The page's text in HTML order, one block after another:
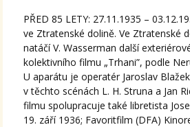
PŘED 85 LETY: 27.11.1935 –
ve Ztratenské dolině. Ve Ztratenské
natáčí V. Wasserman další
kolektivního filmu „Trhani”, podle
U aparátu je operatér Jaroslav
v těchto scénách L. H. Struna a Jan
filmu spolupracuje také libretista
19. září 1936; Favoritfilm (DFA)